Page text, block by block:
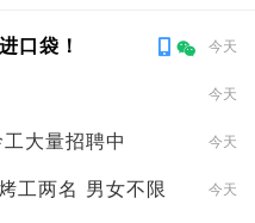
口袋！ 今天
今天
大量招聘中 今天
工两名 男女不限 今天